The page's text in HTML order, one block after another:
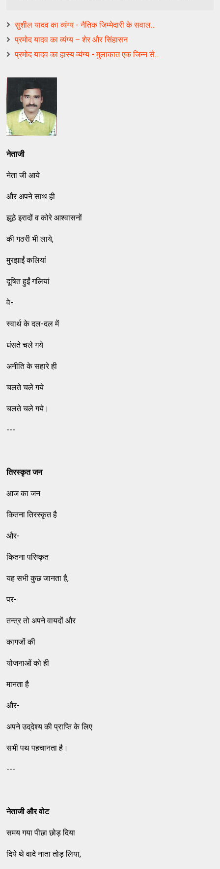
सुशील यादव का व्यंग्य - नैतिक जिम्मेदारी के सवाल…
प्रमोद यादव का व्यंग्य – शेर और सिंहासन
प्रमोद यादव का हास्य व्यंग्य - मुलाकात एक जिन्न से…
नेताजी
नेता जी आये
और अपने साथ ही
झूठे इरादों व कोरे आश्‍वासनों
की गठरी भी लाये,
मुरझाईं कलियां
दूषित हुईं गलियां
वे-
स्‍वार्थ के दल-दल में
धंसते चले गये
अनीति के सहारे ही
चलते चले गये
चलते चले गये।
---
तिरस्‍कृत जन
आज का जन
कितना तिरस्‍कृत है
और-
कितना परिष्‍कृत
यह सभी कुछ जानता है,
पर-
तन्‍त्र तो अपने वायदों और
कागजों की
योजनाओं को ही
मानता है
और-
अपने उद्‌देश्‍य की प्राप्‍ति के लिए
सभी पथ पहचानता है।
---
नेताजी और वोट
समय गया पीछा छोड़ दिया
दिये थे वादे नाता तोड़ लिया,